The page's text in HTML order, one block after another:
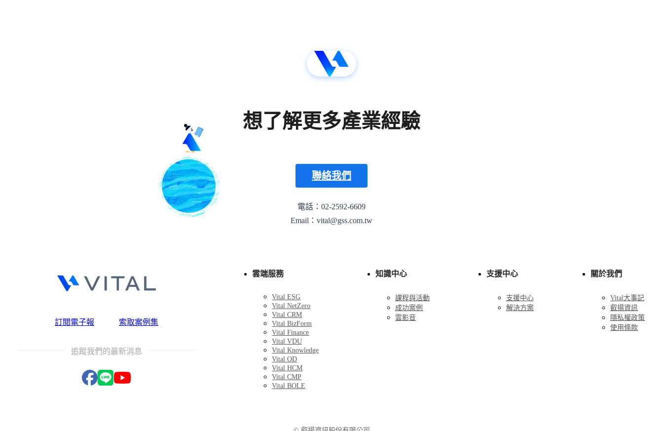
想了解更多產業經驗
聯絡我們
電話：02-2592-6609
Email：vital@gss.com.tw
訂閱電子報 索取案例集
追蹤我們的最新消息
雲端服務
Vital ESG
Vital NetZero
Vital CRM
Vital BizForm
Vital Finance
Vital VDU
Vital Knowledge
Vital OD
Vital HCM
Vital CMP
Vital BOLE
知識中心
課程與活動
成功案例
雲影音
支援中心
支援中心
解決方案
關於我們
Vital大事記
叡揚資訊
隱私權政策
使用條款